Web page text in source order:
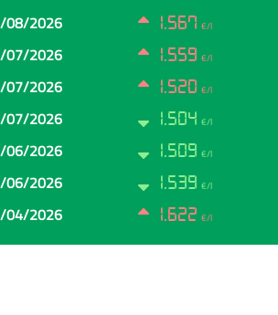
Cambio
08/2026 1.567 €/l
07/2026 1.559 €/l
07/2026 1.520 €/l
07/2026 1.504 €/l
06/2026 1.509 €/l
06/2026 1.539 €/l
04/2026 1.622 €/l